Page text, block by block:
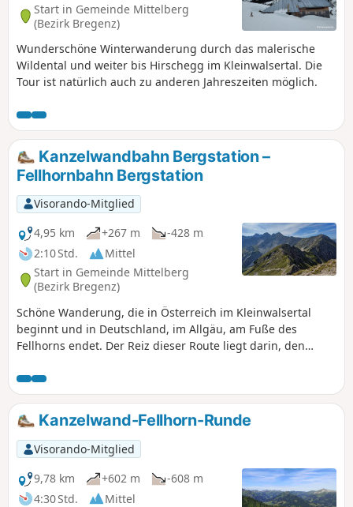
Start in Gemeinde Mittelberg
(Bezirk Bregenz)
Wunderschöne Winterwanderung durch das malerische
Wildental und weiter bis Hirschegg im Kleinwalsertal. Die
Tour ist natürlich auch zu anderen Jahreszeiten möglich.
Kanzelwandbahn Bergstation –
Fellhornbahn Bergstation
Visorando-Mitglied
4,95 km
+267 m
-428 m
2:10 Std.
Mittel
Start in Gemeinde Mittelberg
(Bezirk Bregenz)
Schöne Wanderung, die in Österreich im Kleinwalsertal
beginnt und in Deutschland, im Allgäu, am Fuße des
Fellhorns endet. Der Reiz dieser Route liegt darin, den
Höhenunterschiede überwinden zu müssen, da man die
Seilbahnen nutzt.
Kanzelwand-Fellhorn-Runde
Visorando-Mitglied
9,78 km
+602 m
-608 m
4:30 Std.
Mittel